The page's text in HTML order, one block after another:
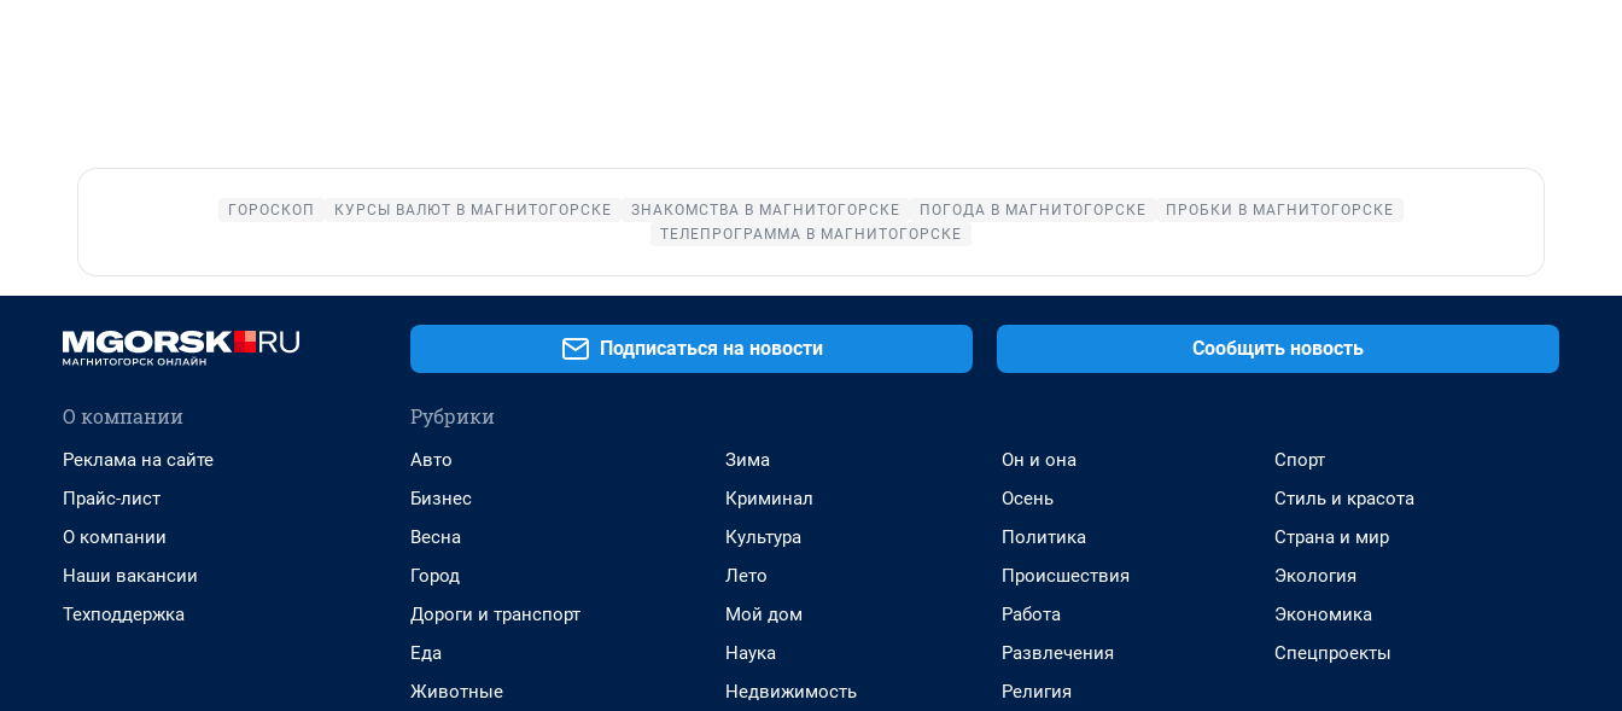
ГОРОСКОП КУРСЫ ВАЛЮТ В МАГНИТОГОРСКЕ ЗНАКОМСТВА В МАГНИТОГОРСКЕ ПОГОДА В МАГНИТОГОРСКЕ
ПРОБКИ В МАГНИТОГОРСКЕ
ТЕЛЕПРОГРАММА В МАГНИТОГОРСКЕ
Подписаться на новости Сообщить новость
О компании
Реклама на сайте
Прайс-лист
О компании
Наши вакансии
Техподдержка
Рубрики
Авто
Бизнес
Весна
Город
Дороги и транспорт
Еда
Животные
Зима
Криминал
Культура
Лето
Мой дом
Наука
Недвижимость
Он и она
Осень
Политика
Происшествия
Работа
Развлечения
Религия
Спорт
Стиль и красота
Страна и мир
Экология
Экономика
Спецпроекты